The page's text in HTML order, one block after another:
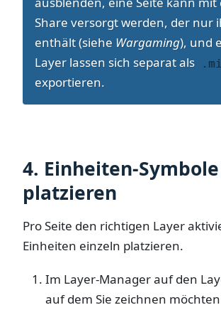
Share versorgt werden, der nur
enthält (siehe Wargaming), und
Layer lassen sich separat als
exportieren.
4. Einheiten-Symbole
platzieren
Pro Seite den richtigen Layer
Einheiten einzeln platzieren.
Im Layer-Manager auf den
auf dem Sie zeichnen